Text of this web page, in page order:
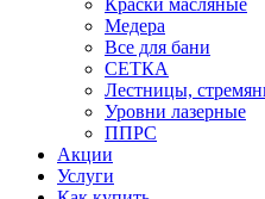
Краски масляные
Медера
Все для бани
СЕТКА
Лестницы,
Уровни лазерные
ППРС
Акции
Услуги